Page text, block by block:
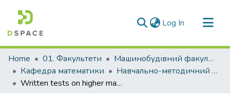
Log In (current)
Communities & Collections
All of DSpace
Statistics
Home 01. Факультети
Машинобудівний факультет
Кафедра математики
Навчально-методичний комплекс дисциплін кафедри математики
Written tests on higher mathematics and methodical instructions for their performance (4th module) for students majoring in 141 Power Engineering, Electrical Engineering and Electrical Mechanics